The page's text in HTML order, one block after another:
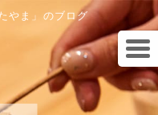
やま」のブログ